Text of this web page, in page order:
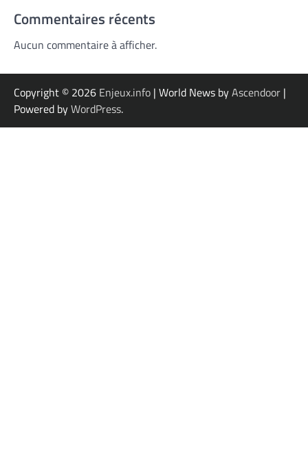
Commentaires récents
Aucun commentaire à afficher.
Copyright © 2026 Enjeux.info | World News byAscendoor |
Powered byWordPress.